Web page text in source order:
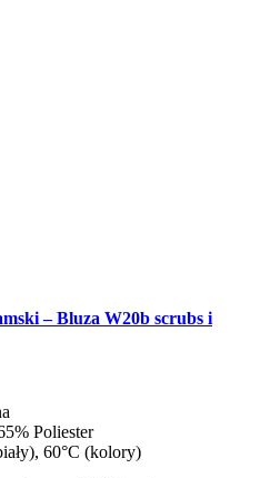
– Bluza W20b scrubs i
Poliester
60°C (kolory)